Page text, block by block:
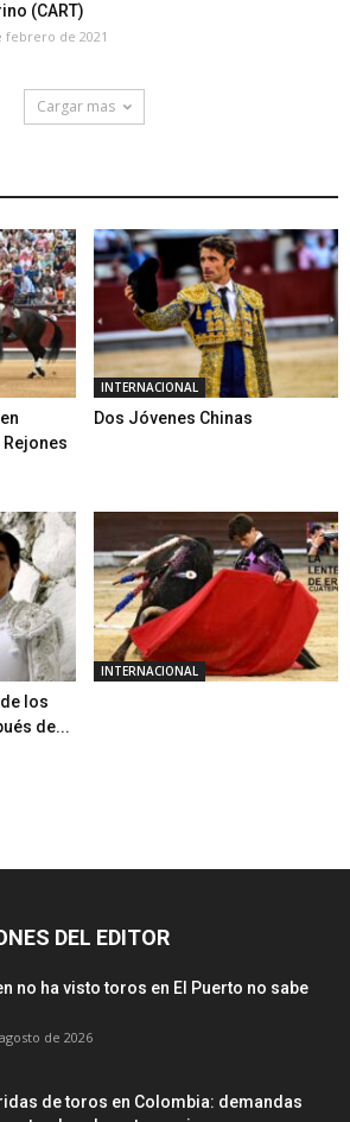
(CART)
febrero de 2021
Cargar mas
INTERNACIONAL
Dos Jóvenes Chinas
los
de...
INTERNACIONAL
DEL EDITOR
no ha visto toros en El Puerto no sabe
de 2026
de toros en Colombia: demandas